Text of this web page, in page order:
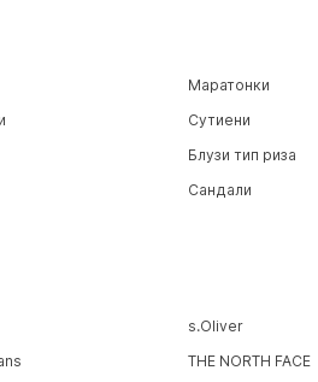
Маратонки
Сутиени
Блузи тип риза
Сандали
s.Oliver
THE NORTH FACE